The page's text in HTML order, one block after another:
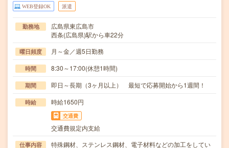
WEB登録OK 派遣
勤務地
広島県東広島市
西条(広島県)駅から車22分
曜日頻度 月～金／週5日勤務
時間 8:30～17:00(休憩1時間)
期間 即日～長期（3ヶ月以上） 最短で応募開始から1週間！
時給 時給1650円
交通費
交通費規定内支給
仕事内容
特殊鋼材、ステンレス鋼材、電子材料などの加工をしてい